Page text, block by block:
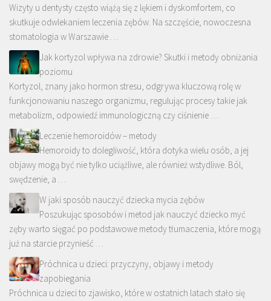
Wizyty u dentysty często wiążą się z lękiem i dyskomfortem, co
skutkuje odwlekaniem leczenia zębów. Na szczęście, nowoczesna
stomatologia w Warszawie …
Jak kortyzol wpływa na zdrowie? Skutki i metody obniżania
poziomu
Kortyzol, znany jako hormon stresu, odgrywa kluczową rolę w
funkcjonowaniu naszego organizmu, regulując procesy takie jak
metabolizm, odpowiedź immunologiczną czy ciśnienie …
Leczenie hemoroidów – metody
Hemoroidy to dolegliwość, która dotyka wielu osób, a jej
objawy mogą być nie tylko uciążliwe, ale również wstydliwe. Ból,
swędzenie, a …
W jaki sposób nauczyć dziecka mycia zębów
Poszukując sposobów i metod jak nauczyć dziecko myć
zęby warto sięgać po podstawowe metody tłumaczenia, które mogą
już na starcie przynieść …
Próchnica u dzieci: przyczyny, objawy i metody
zapobiegania
Próchnica u dzieci to zjawisko, które w ostatnich latach stało się